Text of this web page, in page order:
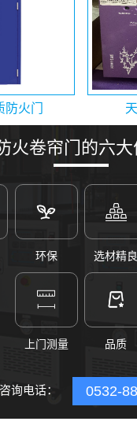
火门
火卷帘门的六大
环保 选材精良
上门测量 品质
咨询电话： 0532-